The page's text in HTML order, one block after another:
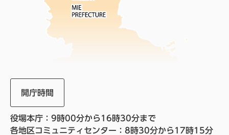
開庁時間
役場本庁：9時00分から16時30分まで
各地区コミュニティセンター：8時30分から17時15分